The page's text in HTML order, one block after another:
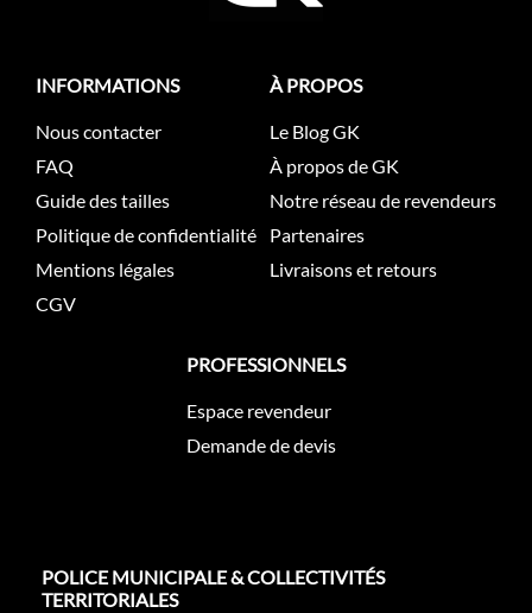
INFORMATIONS
Nous contacter
FAQ
Guide des tailles
Politique de confidentialité
Mentions légales
CGV
À PROPOS
Le Blog GK
À propos de GK
Notre réseau de revendeurs
Partenaires
Livraisons et retours
PROFESSIONNELS
Espace revendeur
Demande de devis
POLICE MUNICIPALE & COLLECTIVITÉS
TERRITORIALES